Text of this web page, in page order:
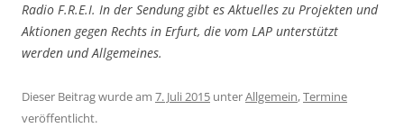
Radio F.R.E.I. In der Sendung gibt es Aktuelles zu Projekten und
Aktionen gegen Rechts in Erfurt, die vom LAP unterstützt
werden und Allgemeines.
Dieser Beitrag wurde am 7. Juli 2015 unterAllgemein,Termine
veröffentlicht.